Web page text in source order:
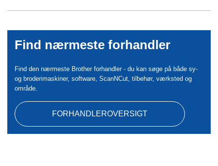
Find nærmeste forhandler
Find den nærmeste Brother forhandler - du kan søge på både sy-
og broderimaskiner, software, ScanNCut, tilbehør, værksted og
område.
FORHANDLEROVERSIGT